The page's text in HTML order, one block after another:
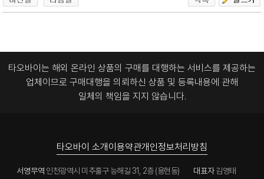
타오바이는 해외 온라인 상품의 구매를 대행하는 서비스를 제공하는
업체이므로 구매대행을 의뢰하신 상품 및 등록내용에 관해
일체의 책임을 지지 않습니다.
타오바이 소개이용약관개인정보처리방침
서영무역 인천광역시 미추홀구 능해길 31, 2층 (용현동) 대표자김영태